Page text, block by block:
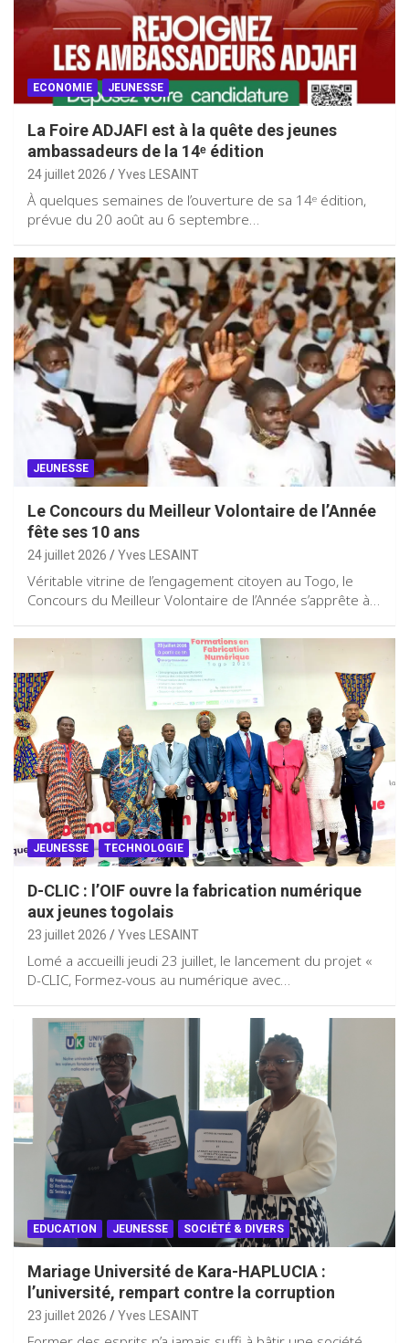
ECONOMIE JEUNESSE
La Foire ADJAFI est à la quête des jeunes
ambassadeurs de la 14ᵉ édition
24 juillet 2026 Yves LESAINT
À quelques semaines de l’ouverture de sa 14ᵉ édition,
prévue du 20 août au 6 septembre…
JEUNESSE
Le Concours du Meilleur Volontaire de l’Année
fête ses 10 ans
24 juillet 2026 Yves LESAINT
Véritable vitrine de l’engagement citoyen au Togo, le
Concours du Meilleur Volontaire de l’Année s’apprête à…
JEUNESSE TECHNOLOGIE
D-CLIC : l’OIF ouvre la fabrication numérique
aux jeunes togolais
23 juillet 2026 Yves LESAINT
Lomé a accueilli jeudi 23 juillet, le lancement du projet «
D-CLIC, Formez-vous au numérique avec…
EDUCATION JEUNESSE SOCIÉTÉ & DIVERS
Mariage Université de Kara-HAPLUCIA :
l’université, rempart contre la corruption
23 juillet 2026 Yves LESAINT